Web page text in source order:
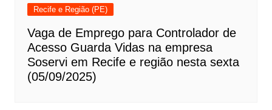
Recife e Região (PE)
Vaga de Emprego para Controlador de
Acesso Guarda Vidas na empresa
Soservi em Recife e região nesta sexta
(05/09/2025)